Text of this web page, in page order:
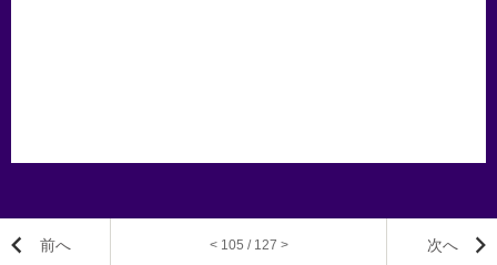
前へ < 105 / 127 > 次へ